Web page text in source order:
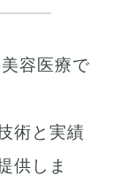
容医療で
術と実績
供しま